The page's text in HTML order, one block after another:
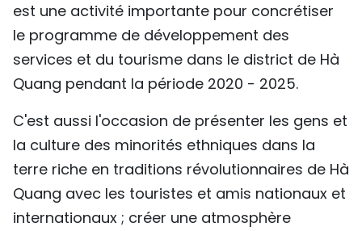
est une activité importante pour concrétiser
le programme de développement des
services et du tourisme dans le district de Hà
Quang pendant la période 2020 - 2025.
C'est aussi l'occasion de présenter les gens et
la culture des minorités ethniques dans la
terre riche en traditions révolutionnaires de Hà
Quang avec les touristes et amis nationaux et
internationaux ; créer une atmosphère